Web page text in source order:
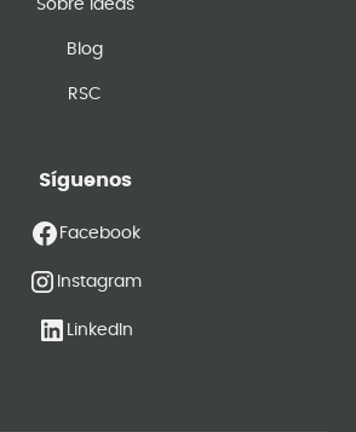
Sobre Ideas
Blog
RSC
Síguenos
Facebook
Instagram
LinkedIn